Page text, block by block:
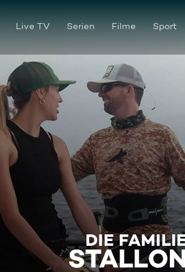
Live TV Serien Filme Sport
Nestflucht